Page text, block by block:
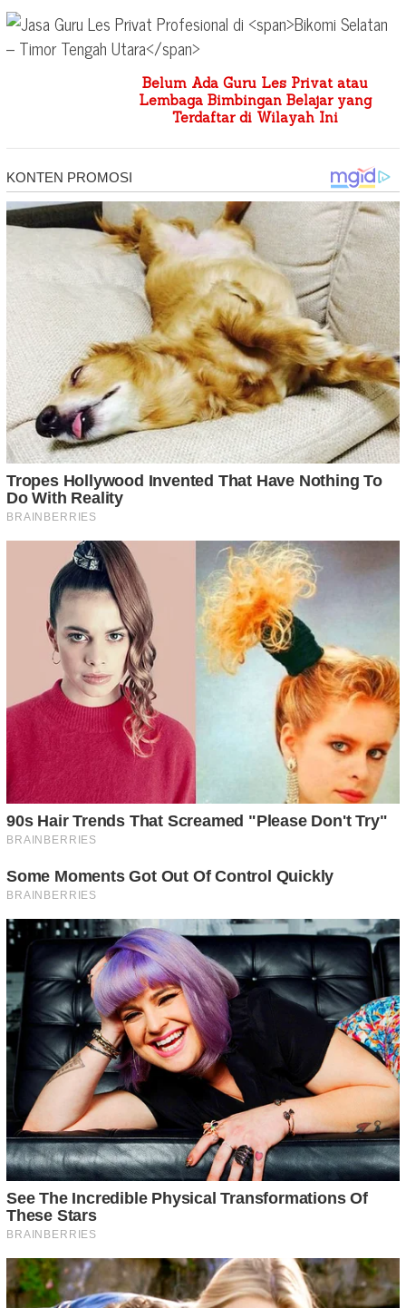
Belum Ada Guru Les Privat atau
Lembaga Bimbingan Belajar yang
Terdaftar di Wilayah Ini